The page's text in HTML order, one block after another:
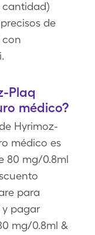
cantidad)
de
con
Plaq
médico?
Hyrimoz-
médico es
80 mg/0.8ml
para
y pagar
mg/0.8ml &